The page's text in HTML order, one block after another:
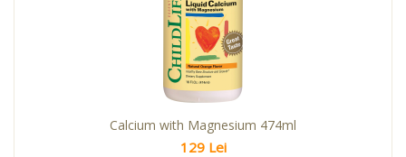
Calcium with Magnesium 474ml
129 Lei